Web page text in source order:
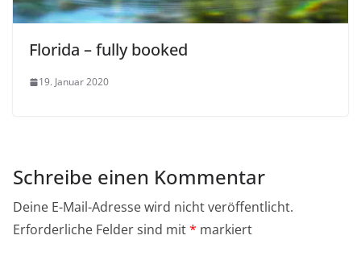
Florida – fully booked
19. Januar 2020
Schreibe einen Kommentar
Deine E-Mail-Adresse wird nicht veröffentlicht.
Erforderliche Felder sind mit* markiert